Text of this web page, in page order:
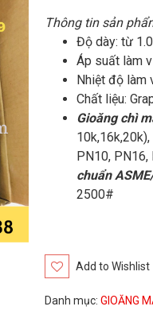
Thông tin sản
Độ dày: từ
Áp suất làm
Nhiệt độ làm
Chất liệu:
Gioăng chì
10k,16k,20k),
PN10, PN16,
chuẩn
2500#
Add to Wishlist
Danh mục:GIOĂNG